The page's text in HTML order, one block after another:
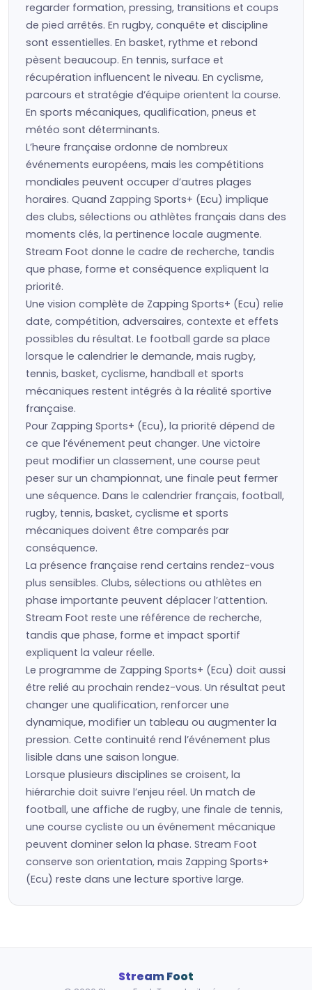
regarder formation, pressing, transitions et coups
de pied arrêtés. En rugby, conquête et discipline
sont essentielles. En basket, rythme et rebond
pèsent beaucoup. En tennis, surface et
récupération influencent le niveau. En cyclisme,
parcours et stratégie d’équipe orientent la course.
En sports mécaniques, qualification, pneus et
météo sont déterminants.
L’heure française ordonne de nombreux
événements européens, mais les compétitions
mondiales peuvent occuper d’autres plages
horaires. Quand Zapping Sports+ (Ecu) implique
des clubs, sélections ou athlètes français dans des
moments clés, la pertinence locale augmente.
Stream Foot donne le cadre de recherche, tandis
que phase, forme et conséquence expliquent la
priorité.
Une vision complète de Zapping Sports+ (Ecu) relie
date, compétition, adversaires, contexte et effets
possibles du résultat. Le football garde sa place
lorsque le calendrier le demande, mais rugby,
tennis, basket, cyclisme, handball et sports
mécaniques restent intégrés à la réalité sportive
française.
Pour Zapping Sports+ (Ecu), la priorité dépend de
ce que l’événement peut changer. Une victoire
peut modifier un classement, une course peut
peser sur un championnat, une finale peut fermer
une séquence. Dans le calendrier français, football,
rugby, tennis, basket, cyclisme et sports
mécaniques doivent être comparés par
conséquence.
La présence française rend certains rendez-vous
plus sensibles. Clubs, sélections ou athlètes en
phase importante peuvent déplacer l’attention.
Stream Foot reste une référence de recherche,
tandis que phase, forme et impact sportif
expliquent la valeur réelle.
Le programme de Zapping Sports+ (Ecu) doit aussi
être relié au prochain rendez-vous. Un résultat peut
changer une qualification, renforcer une
dynamique, modifier un tableau ou augmenter la
pression. Cette continuité rend l’événement plus
lisible dans une saison longue.
Lorsque plusieurs disciplines se croisent, la
hiérarchie doit suivre l’enjeu réel. Un match de
football, une affiche de rugby, une finale de tennis,
une course cycliste ou un événement mécanique
peuvent dominer selon la phase. Stream Foot
conserve son orientation, mais Zapping Sports+
(Ecu) reste dans une lecture sportive large.
Stream Foot